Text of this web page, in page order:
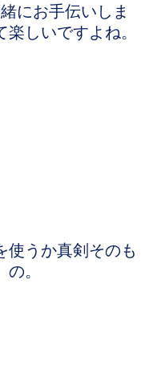
にお手伝いしま
しいですよね。
使うか真剣そのも
の。